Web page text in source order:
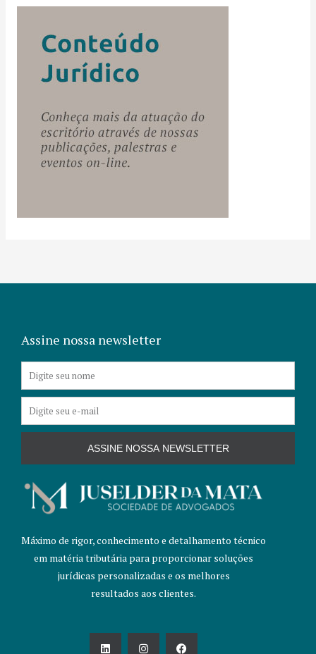
Máximo de rigor, conhecimento e detalhamento técnico
em matéria tributária para proporcionar soluções
jurídicas personalizadas e os melhores
resultados aos clientes.
L
i
I
n
F
a
Assine nossa newsletter
Nome
E-
mail
ASSINE NOSSA NEWSLETTER